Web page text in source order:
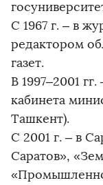
С 1967 г. – в
редактором
газет.
В 1997–2001
кабинета
Ташкент).
С 2001 г. – в
Саратов»,